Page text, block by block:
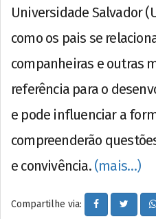
Universidade Salvador
como os pais se
companheiras e outras
referência para o
e pode influenciar a
compreenderão
e convivência. (mais…)
Compartilhe via: